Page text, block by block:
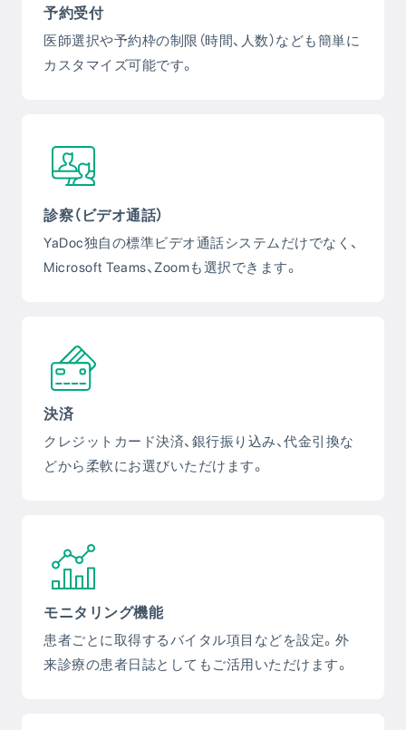
予約受付
医師選択や予約枠の制限（時間、人数）なども簡単に
カスタマイズ可能です。
診察（ビデオ通話）
YaDoc独自の標準ビデオ通話システムだけでなく、
Microsoft Teams、Zoomも選択できます。
決済
クレジットカード決済、銀行振り込み、代金引換な
どから柔軟にお選びいただけます。
モニタリング機能
患者ごとに取得するバイタル項目などを設定。外
来診療の患者日誌としてもご活用いただけます。